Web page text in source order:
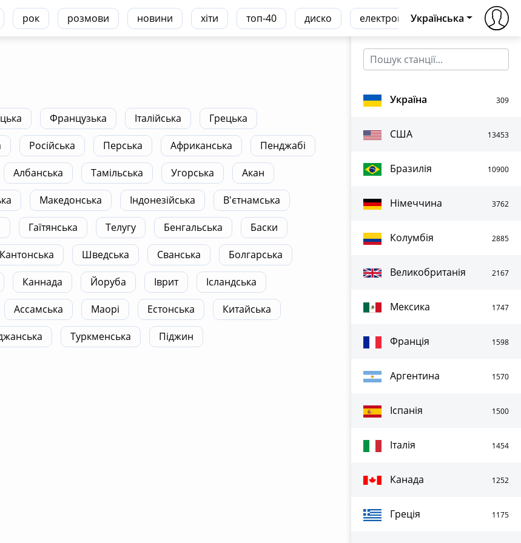
рок розмови новини хіти топ-40 диско електронна транс хаус
Українська
Україна 309
США 13453
Бразилія 10900
Німеччина 3762
Колумбія 2885
Великобританія 2167
Мексика 1747
Франція 1598
Аргентина 1570
Іспанія 1500
Італія 1454
Канада 1252
Греція 1175
Французька Італійська Грецька
Російська Перська Африканська Пенджабі
Албанська Тамільська Угорська Акан
Македонська Індонезійська В'єтнамська
Гаїтянська Телугу Бенгальська Баски
Кантонська Шведська Сванська Болгарська
Каннада Йоруба Іврит Ісландська
Ассамська Маорі Естонська Китайська
Туркменська Піджин